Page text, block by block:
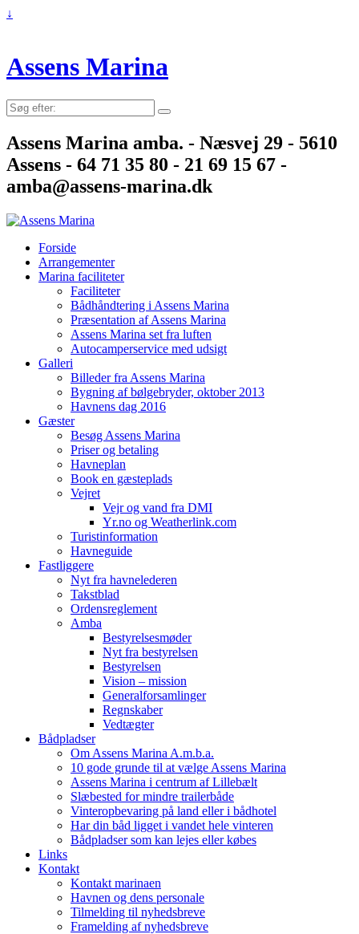
↓
Assens Marina
Søg
efter:
Assens Marina amba. - Næsvej 29 - 5610
Assens - 64 71 35 80 - 21 69 15 67 -
amba@assens-marina.dk
Forside
Arrangementer
Marina faciliteter
Faciliteter
Bådhåndtering i Assens Marina
Præsentation af Assens Marina
Assens Marina set fra luften
Autocamperservice med udsigt
Galleri
Billeder fra Assens Marina
Bygning af bølgebryder, oktober 2013
Havnens dag 2016
Gæster
Besøg Assens Marina
Priser og betaling
Havneplan
Book en gæsteplads
Vejret
Vejr og vand fra DMI
Yr.no og Weatherlink.com
Turistinformation
Havneguide
Fastliggere
Nyt fra havnelederen
Takstblad
Ordensreglement
Amba
Bestyrelsesmøder
Nyt fra bestyrelsen
Bestyrelsen
Vision – mission
Generalforsamlinger
Regnskaber
Vedtægter
Bådpladser
Om Assens Marina A.m.b.a.
10 gode grunde til at vælge Assens Marina
Assens Marina i centrum af Lillebælt
Slæbested for mindre trailerbåde
Vinteropbevaring på land eller i bådhotel
Har din båd ligget i vandet hele vinteren
Bådpladser som kan lejes eller købes
Links
Kontakt
Kontakt marinaen
Havnen og dens personale
Tilmelding til nyhedsbreve
Framelding af nyhedsbreve